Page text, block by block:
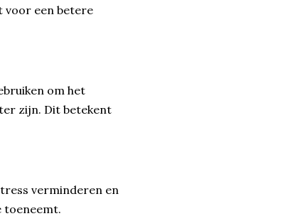
voor een betere
om het
zijn. Dit betekent
verminderen en
toeneemt.